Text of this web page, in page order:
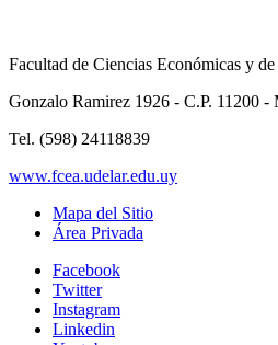
Facultad de Ciencias Económicas y
Gonzalo Ramirez 1926 - C.P. 11200
Tel. (598) 24118839
www.fcea.udelar.edu.uy
Mapa del Sitio
Área Privada
Facebook
Twitter
Instagram
Linkedin